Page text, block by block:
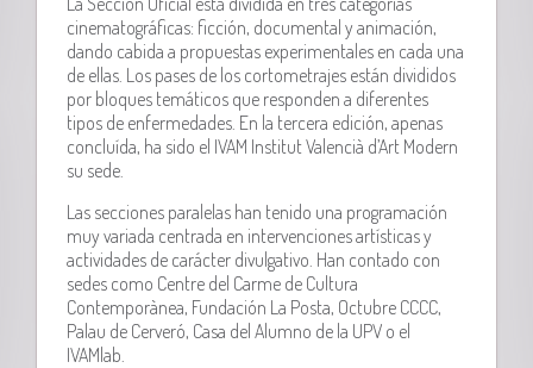
cinematográficas: ficción, documental y animación,
dando cabida a propuestas experimentales en cada una
de ellas. Los pases de los cortometrajes están divididos
por bloques temáticos que responden a diferentes
tipos de enfermedades. En la tercera edición, apenas
concluída, ha sido el IVAM Institut Valencià d’Art Modern
su sede.
Las secciones paralelas han tenido una programación
muy variada centrada en intervenciones artísticas y
actividades de carácter divulgativo. Han contado con
sedes como Centre del Carme de Cultura
Contemporànea, Fundación La Posta, Octubre CCCC,
Palau de Cerveró, Casa del Alumno de la UPV o el
IVAMlab.